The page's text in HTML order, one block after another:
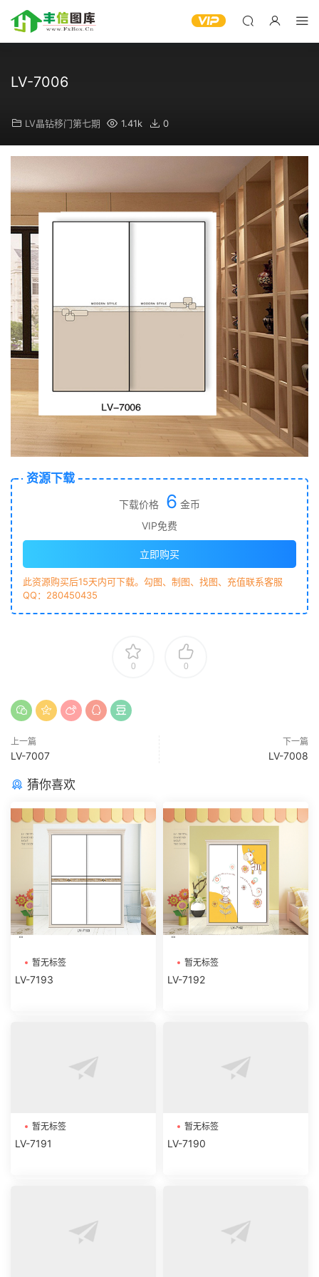
LV-7006
LV晶钻移门第七期 1.41k 0
资源下载
下载价格 6 金币
VIP免费
立即购买
此资源购买后15天内可下载。勾图、制图、找图、充值联系客服
QQ：280450435
0 0
上一篇
LV-7007
下一篇
LV-7008
猜你喜欢
暂无标签
LV-7193
暂无标签
LV-7192
暂无标签
LV-7191
暂无标签
LV-7190